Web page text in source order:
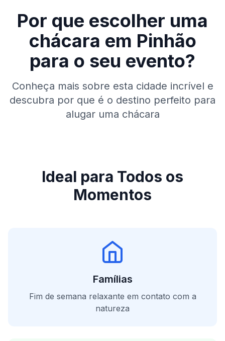
Por que escolher uma
chácara em Pinhão
para o seu evento?
Conheça mais sobre esta cidade incrível e
descubra por que é o destino perfeito para
alugar uma chácara
Ideal para Todos os
Momentos
Famílias
Fim de semana relaxante em contato com a
natureza